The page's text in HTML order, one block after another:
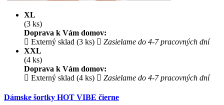
XL
(3 ks)
Doprava k Vám domov:
Externý sklad (3 ks)
Zasielame do 4-7 pracovných dní
XXL
(4 ks)
Doprava k Vám domov:
Externý sklad (4 ks)
Zasielame do 4-7 pracovných dní
Dámske šortky HOT VIBE čierne